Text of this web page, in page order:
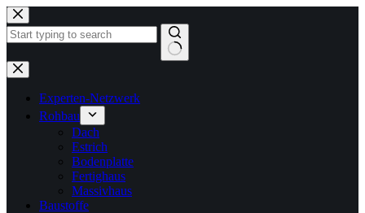
Zum
Inhalt
springen
Keine
Ergebnisse
Experten-Netzwerk
Rohbau
Dach
Estrich
Bodenplatte
Fertighaus
Massivhaus
Baustoffe